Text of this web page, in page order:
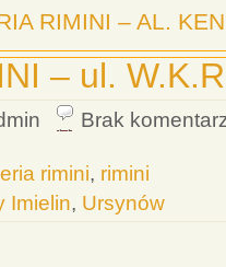
RIMINI – AL. KEN
– ul.
Brak
rimini, rimini
Imielin, Ursynów